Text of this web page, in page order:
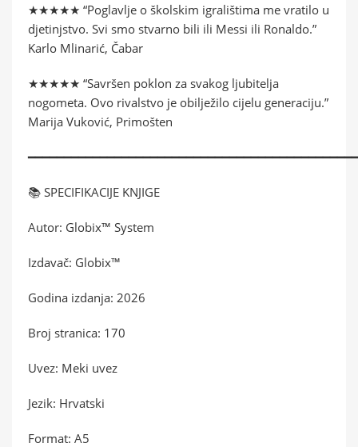
★★★★★ “Poglavlje o školskim igralištima me vratilo u
djetinjstvo. Svi smo stvarno bili ili Messi ili Ronaldo.”
Karlo Mlinarić, Čabar
★★★★★ “Savršen poklon za svakog ljubitelja
nogometa. Ovo rivalstvo je obilježilo cijelu generaciju.”
Marija Vuković, Primošten
📚 SPECIFIKACIJE KNJIGE
Autor: Globix™ System
Izdavač: Globix™
Godina izdanja: 2026
Broj stranica: 170
Uvez: Meki uvez
Jezik: Hrvatski
Format: A5